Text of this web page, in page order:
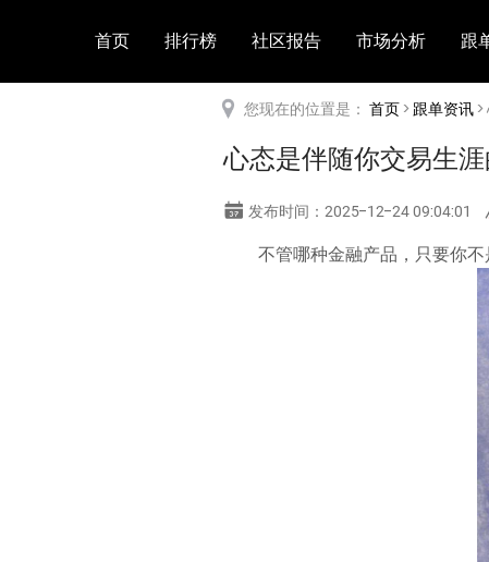
首页 排行榜 社区报告 市场分析 跟
您现在的位置是： 首页>跟单资讯>
心态是伴随你交易生涯
发布时间：2025-12-24 09:04:01
不管哪种金融产品，只要你